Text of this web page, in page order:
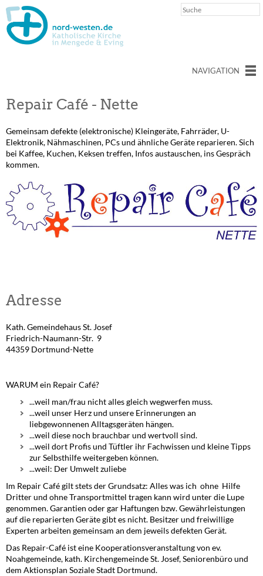
NAVIGATION
Repair Café - Nette
Gemeinsam defekte (elektronische) Kleingeräte, Fahrräder, U-
Elektronik, Nähmaschinen, PCs und ähnliche Geräte reparieren. Sich
bei Kaffee, Kuchen, Keksen treffen, Infos austauschen, ins Gespräch
kommen.
Adresse
Kath. Gemeindehaus St. Josef
Friedrich-Naumann-Str. 9
44359 Dortmund-Nette
WARUM ein Repair Café?
...weil man/frau nicht alles gleich wegwerfen muss.
...weil unser Herz und unsere Erinnerungen an
liebgewonnenen Alltagsgeräten hängen.
...weil diese noch brauchbar und wertvoll sind.
...weil dort Profis und Tüftler ihr Fachwissen und kleine Tipps
zur Selbsthilfe weitergeben können.
...weil: Der Umwelt zuliebe
Im Repair Café gilt stets der Grundsatz: Alles was ich ohne Hilfe
Dritter und ohne Transport­mittel tragen kann wird unter die Lupe
genommen. Garantien oder gar Haftungen bzw. Gewähr­leistungen
auf die reparierten Geräte gibt es nicht. Besitzer und freiwillige
Experten arbeiten gemeinsam an dem jeweils defekten Gerät.
Das Repair-Café ist eine Kooperationsveranstaltung von ev.
Noahgemeinde, kath. Kirchengemeinde St. Josef, Seniorenbüro und
dem Aktionsplan Soziale Stadt Dortmund.